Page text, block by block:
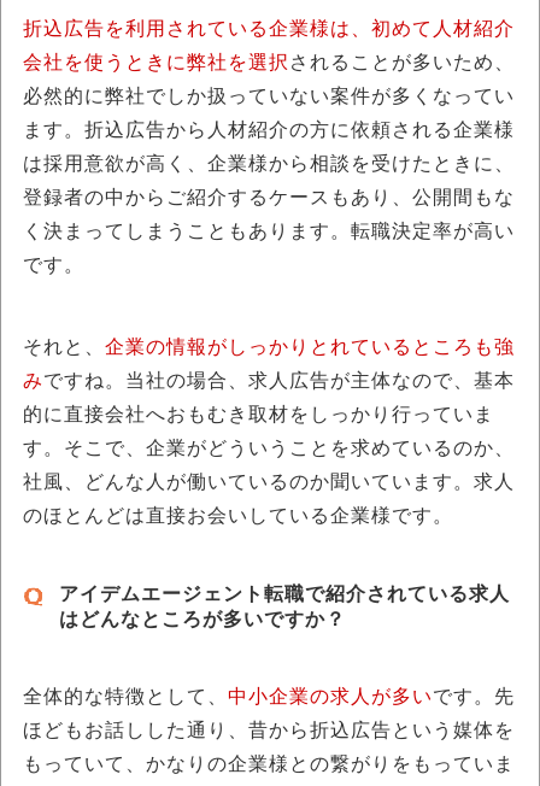
折込広告を利用されている企業様は、初めて人材紹介
会社を使うときに弊社を選択 されることが多いため、
必然的に弊社でしか扱っていない案件が多くなってい
ます。折込広告から人材紹介の方に依頼される企業様
は採用意欲が高く、企業様から相談を受けたときに、
登録者の中からご紹介するケースもあり、公開間もな
く決まってしまうこともあります。転職決定率が高い
です。
それと、 企業の情報がしっかりとれているところも強
みですね。当社の場合、求人広告が主体なので、基本
的に直接会社へおもむき取材をしっかり行っていま
す。そこで、企業がどういうことを求めているのか、
社風、どんな人が働いているのか聞いています。求人
のほとんどは直接お会いしている企業様です。
アイデムエージェント転職で紹介されている求人
はどんなところが多いですか？
全体的な特徴として、 中小企業の求人が多いです。先
ほどもお話しした通り、昔から折込広告という媒体を
もっていて、かなりの企業様との繋がりをもっていま